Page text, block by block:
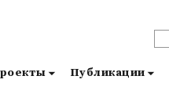
Публикации